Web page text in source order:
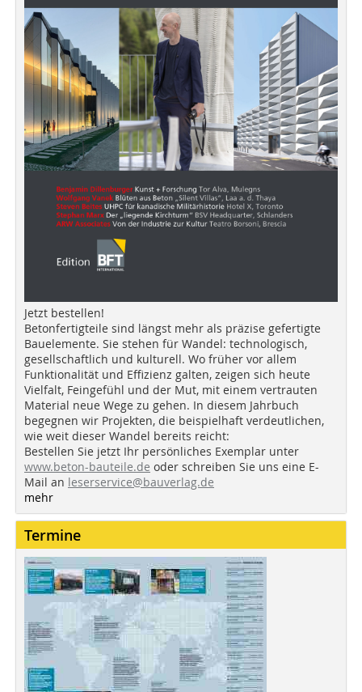
Jetzt bestellen!
Betonfertigteile sind längst mehr als präzise gefertigte
Bauelemente. Sie stehen für Wandel: technologisch,
gesellschaftlich und kulturell. Wo früher vor allem
Funktionalität und Effizienz galten, zeigen sich heute
Vielfalt, Feingefühl und der Mut, mit einem vertrauten
Material neue Wege zu gehen. In diesem Jahrbuch
begegnen wir Projekten, die beispielhaft verdeutlichen,
wie weit dieser Wandel bereits reicht:
Bestellen Sie jetzt Ihr persönliches Exemplar unter
www.beton-bauteile.de oder schreiben Sie uns eine E-
Mail an leserservice@bauverlag.de
mehr
Termine